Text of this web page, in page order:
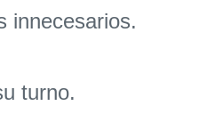
innecesarios.
turno.